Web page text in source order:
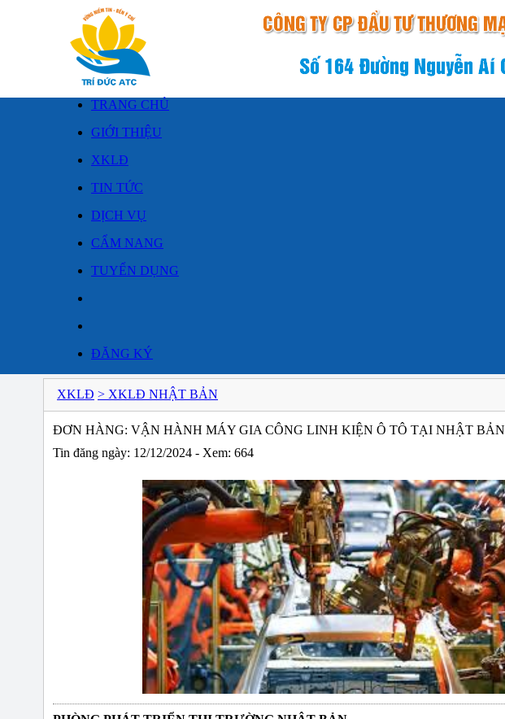
TRANG CHỦ
GIỚI THIỆU
XKLĐ
TIN TỨC
DỊCH VỤ
CẨM NANG
TUYỂN DỤNG
ĐĂNG KÝ
XKLĐ > XKLĐ NHẬT BẢN
ĐƠN HÀNG: VẬN HÀNH MÁY GIA CÔNG LINH KIỆN Ô TÔ TẠI NHẬT BẢN
Tin đăng ngày: 12/12/2024 - Xem: 664